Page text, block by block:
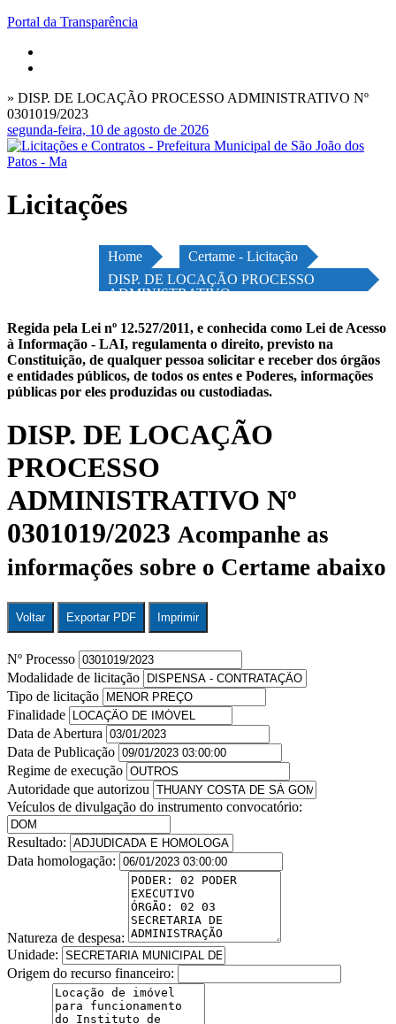
Portal da Transparência
» DISP. DE LOCAÇÃO PROCESSO ADMINISTRATIVO Nº
0301019/2023
segunda-feira, 10 de agosto de 2026
Licitações
Home
Certame - Licitação
DISP. DE LOCAÇÃO PROCESSO
ADMINISTRATIVO
Regida pela Lei nº 12.527/2011, e conhecida como Lei de Acesso
à Informação - LAI, regulamenta o direito, previsto na
Constituição, de qualquer pessoa solicitar e receber dos órgãos
e entidades públicos, de todos os entes e Poderes, informações
públicas por eles produzidas ou custodiadas.
DISP. DE LOCAÇÃO
PROCESSO
ADMINISTRATIVO Nº
0301019/2023 Acompanhe as
informações sobre o Certame abaixo
Voltar Exportar PDF Imprimir
Nº Processo
Modalidade de licitação
Tipo de licitação
Finalidade
Data de Abertura
Data de Publicação
Regime de execução
Autoridade que autorizou
Veículos de divulgação do instrumento convocatório:
Resultado:
Data homologação:
Natureza de despesa:
Unidade:
Origem do recurso financeiro: